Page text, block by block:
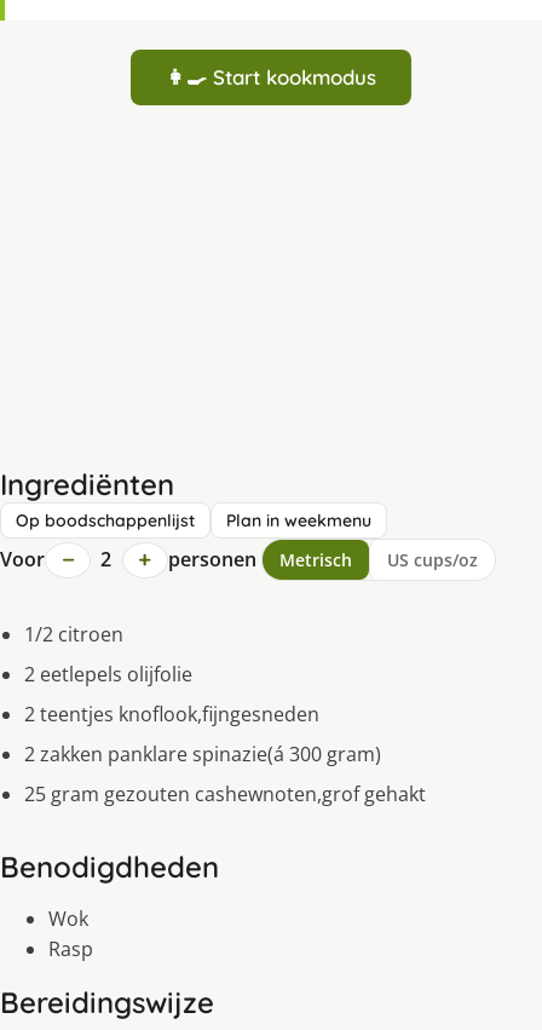
👩‍🍳 Start kookmodus
Ingrediënten
Op boodschappenlijst Plan in weekmenu
Voor − 2 + personen Metrisch US cups/oz
1/2 citroen
2 eetlepels olijfolie
2 teentjes knoflook,fijngesneden
2 zakken panklare spinazie(á 300 gram)
25 gram gezouten cashewnoten,grof gehakt
Benodigdheden
Wok
Rasp
Bereidingswijze